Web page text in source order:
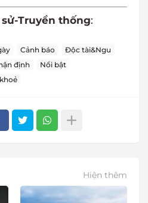
sử-Truyền thống:
Cảnh báo
Độc tài&Ngu
định
Nổi bật
Hiện thêm